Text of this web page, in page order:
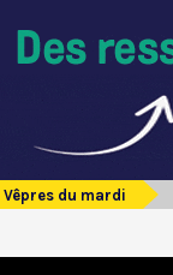
Vêpres du mardi